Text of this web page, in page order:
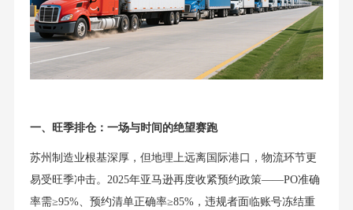
一、旺季排仓：一场与时间的绝望赛跑
苏州制造业根基深厚，但地理上远离国际港口，物流环节更
易受旺季冲击。2025年亚马逊再度收紧预约政策——PO准确
率需≥95%、预约清单正确率≥85%，违规者面临账号冻结重